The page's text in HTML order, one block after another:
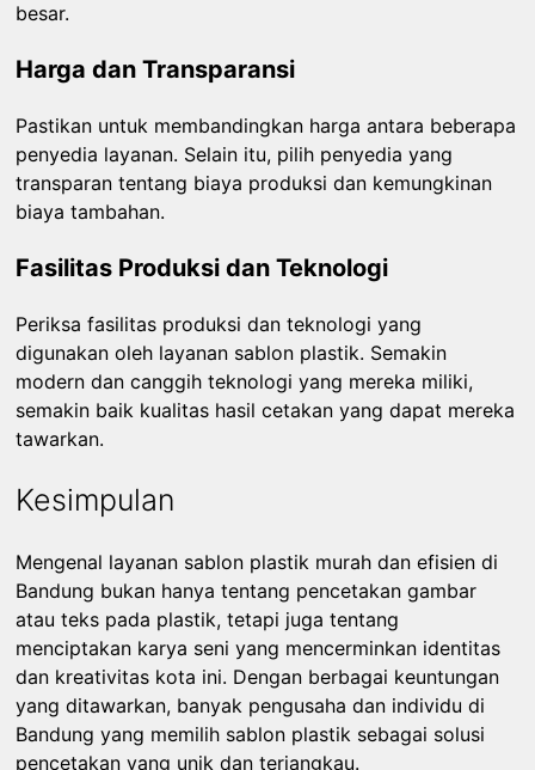
besar.
Harga dan Transparansi
Pastikan untuk membandingkan harga antara beberapa
penyedia layanan. Selain itu, pilih penyedia yang
transparan tentang biaya produksi dan kemungkinan
biaya tambahan.
Fasilitas Produksi dan Teknologi
Periksa fasilitas produksi dan teknologi yang
digunakan oleh layanan sablon plastik. Semakin
modern dan canggih teknologi yang mereka miliki,
semakin baik kualitas hasil cetakan yang dapat mereka
tawarkan.
Kesimpulan
Mengenal layanan sablon plastik murah dan efisien di
Bandung bukan hanya tentang pencetakan gambar
atau teks pada plastik, tetapi juga tentang
menciptakan karya seni yang mencerminkan identitas
dan kreativitas kota ini. Dengan berbagai keuntungan
yang ditawarkan, banyak pengusaha dan individu di
Bandung yang memilih sablon plastik sebagai solusi
pencetakan yang unik dan terjangkau.